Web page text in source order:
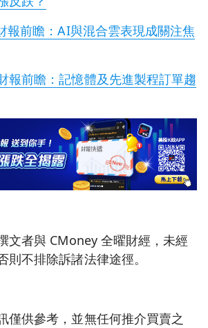
報前瞻：AI與混合雲表現成關注焦
報前瞻：記憶體及先進製程訂單趨
文者與 CMoney 全曜財經，未經
則不排除訴諸法律途徑。
僅供參考，並無任何推介買賣之